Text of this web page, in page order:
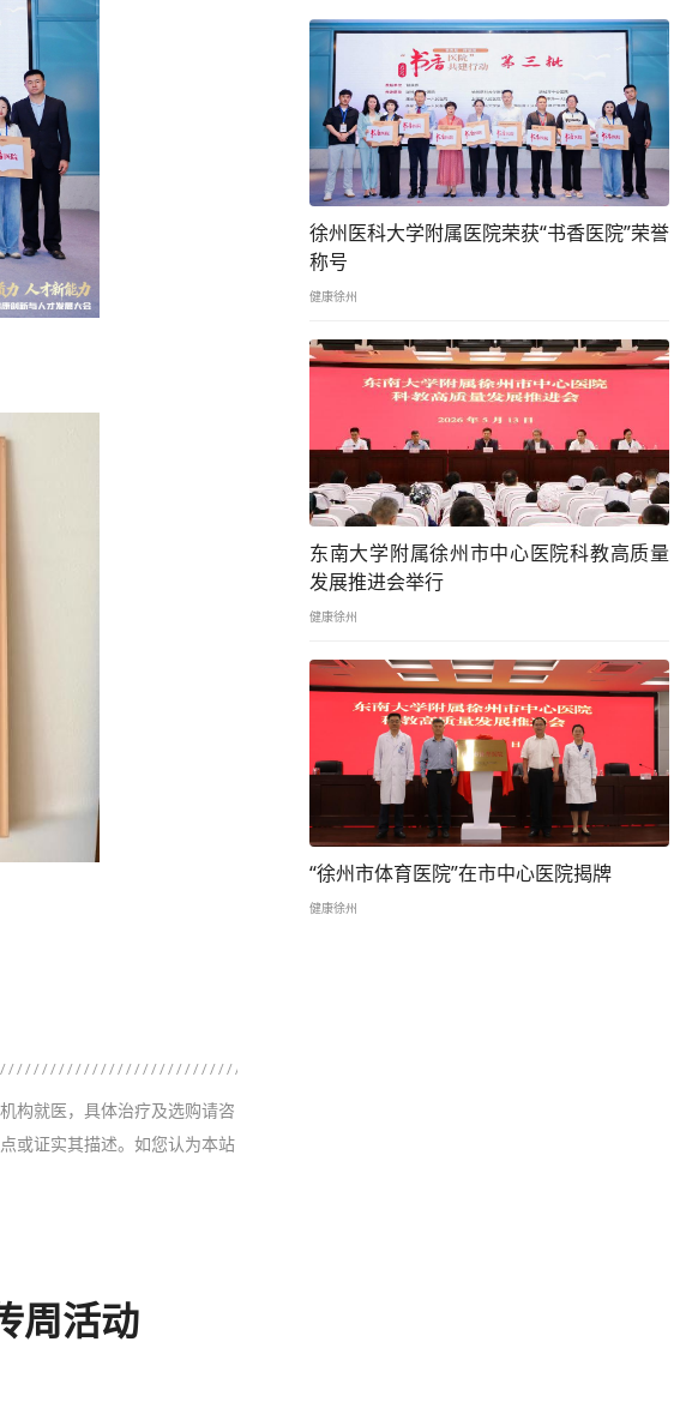
构就医，具体治疗及选购请咨
或证实其描述。如您认为本站
周活动
徐州医科大学附属医院荣获“书香医院”荣誉
称号
健康徐州
东南大学附属徐州市中心医院科教高质量
发展推进会举行
健康徐州
“徐州市体育医院”在市中心医院揭牌
健康徐州